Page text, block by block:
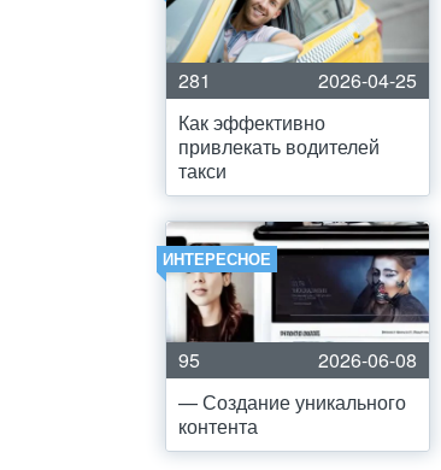
281
2026-04-25
Как эффективно
привлекать водителей
такси
ИНТЕРЕСНОЕ
95
2026-06-08
— Создание уникального
контента